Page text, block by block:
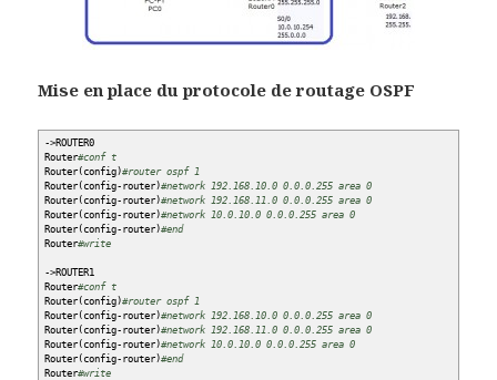
Mise en place du protocole de routage OSPF
->ROUTER0
Router#conf t
Router (config )#router ospf 1
Router (config-router )#network 192.168.10.0 0.0.0.255 area 0
Router (config-router )#network 192.168.11.0 0.0.0.255 area 0
Router (config-router )#network 10.0.10.0 0.0.0.255 area 0
Router (config-router )#end
Router#write
->ROUTER1
Router#conf t
Router (config )#router ospf 1
Router (config-router )#network 192.168.10.0 0.0.0.255 area 0
Router (config-router )#network 192.168.11.0 0.0.0.255 area 0
Router (config-router )#network 10.0.10.0 0.0.0.255 area 0
Router (config-router )#end
Router#write